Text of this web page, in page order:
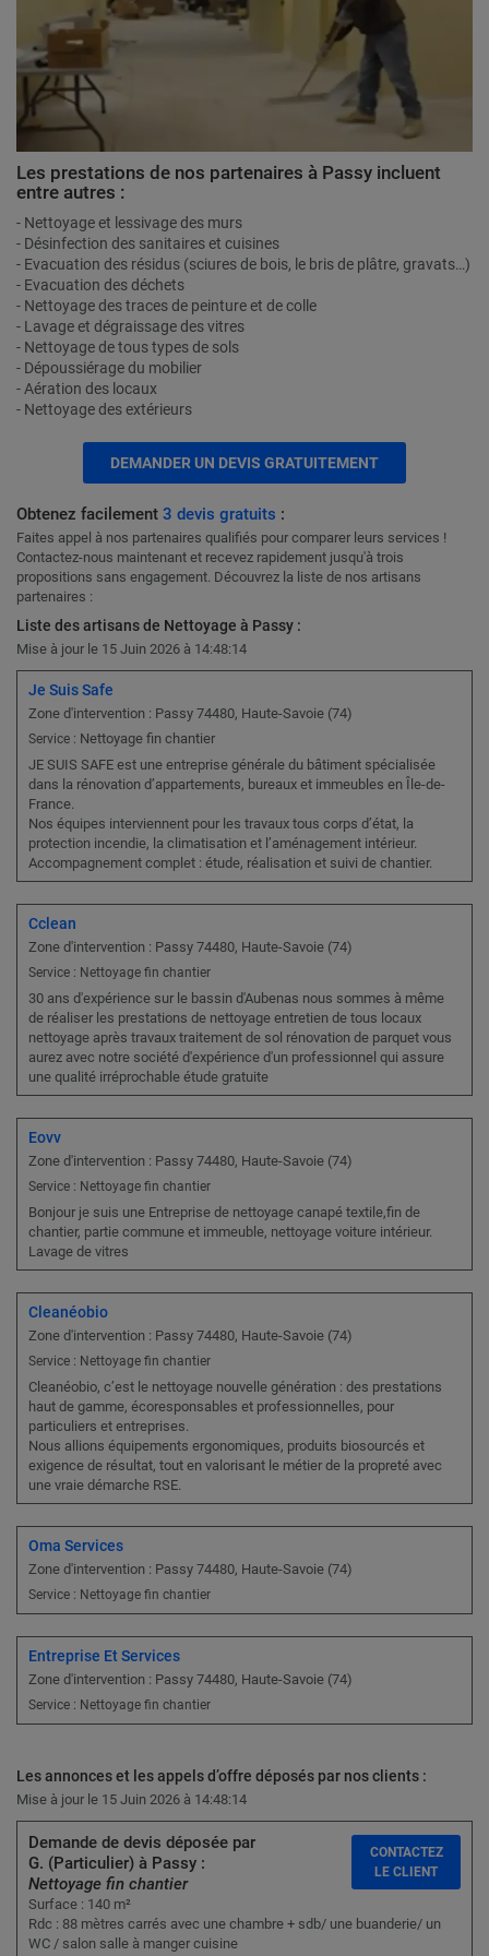
Les prestations de nos partenaires à Passy incluent
entre autres :
- Nettoyage et lessivage des murs
- Désinfection des sanitaires et cuisines
- Evacuation des résidus (sciures de bois, le bris de plâtre, gravats…)
- Evacuation des déchets
- Nettoyage des traces de peinture et de colle
- Lavage et dégraissage des vitres
- Nettoyage de tous types de sols
- Dépoussiérage du mobilier
- Aération des locaux
- Nettoyage des extérieurs
DEMANDER UN DEVIS GRATUITEMENT
Obtenez facilement 3 devis gratuits :
Faites appel à nos partenaires qualifiés pour comparer leurs services !
Contactez-nous maintenant et recevez rapidement jusqu'à trois
propositions sans engagement. Découvrez la liste de nos artisans
partenaires :
Liste des artisans de Nettoyage à Passy :
Mise à jour le 15 Juin 2026 à 14:48:14
Je Suis Safe
Zone d'intervention : Passy 74480, Haute-Savoie (74)
Service : Nettoyage fin chantier
JE SUIS SAFE est une entreprise générale du bâtiment spécialisée
dans la rénovation d’appartements, bureaux et immeubles en Île-de-
France.
Nos équipes interviennent pour les travaux tous corps d’état, la
protection incendie, la climatisation et l’aménagement intérieur.
Accompagnement complet : étude, réalisation et suivi de chantier.
Cclean
Zone d'intervention : Passy 74480, Haute-Savoie (74)
Service : Nettoyage fin chantier
30 ans d'expérience sur le bassin d'Aubenas nous sommes à même
de réaliser les prestations de nettoyage entretien de tous locaux
nettoyage après travaux traitement de sol rénovation de parquet vous
aurez avec notre société d'expérience d'un professionnel qui assure
une qualité irréprochable étude gratuite
Eovv
Zone d'intervention : Passy 74480, Haute-Savoie (74)
Service : Nettoyage fin chantier
Bonjour je suis une Entreprise de nettoyage canapé textile,fin de
chantier, partie commune et immeuble, nettoyage voiture intérieur.
Lavage de vitres
Cleanéobio
Zone d'intervention : Passy 74480, Haute-Savoie (74)
Service : Nettoyage fin chantier
Cleanéobio, c’est le nettoyage nouvelle génération : des prestations
haut de gamme, écoresponsables et professionnelles, pour
particuliers et entreprises.
Nous allions équipements ergonomiques, produits biosourcés et
exigence de résultat, tout en valorisant le métier de la propreté avec
une vraie démarche RSE.
Oma Services
Zone d'intervention : Passy 74480, Haute-Savoie (74)
Service : Nettoyage fin chantier
Entreprise Et Services
Zone d'intervention : Passy 74480, Haute-Savoie (74)
Service : Nettoyage fin chantier
Les annonces et les appels d’offre déposés par nos clients :
Mise à jour le 15 Juin 2026 à 14:48:14
Demande de devis déposée par
G. (Particulier) à Passy :
Nettoyage fin chantier
Surface : 140 m²
Rdc : 88 mètres carrés avec une chambre + sdb/ une buanderie/ un
WC / salon salle à manger cuisine
CONTACTEZ
LE CLIENT